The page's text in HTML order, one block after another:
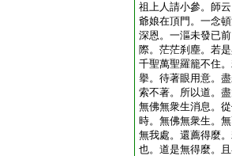
祖上人請小參。師
爺娘在頂門。一念
深恩。一漚未發已
際。茫茫刹塵。若
千聖萬聖羅籠不住
擧。待著眼用意。
索不著。所以道。
無佛無衆生消息。
時。無佛無衆生。
無我處。還薦得麼
也。道是無得麼。